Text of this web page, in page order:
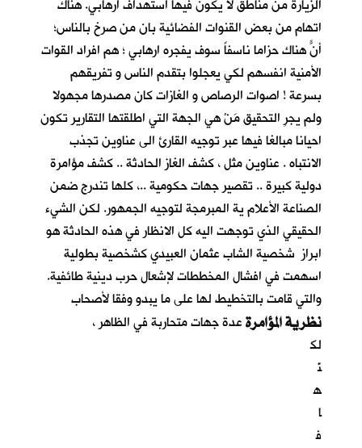
الزيارة من مناطق لا يكون فيها استهداف ارهابي. هناك
اتهام من بعض القنوات الفضائية بان من صرخ بالناس؛
أنّ هناك حزاماً ناسفاً سوف يفجره ارهابي ؛ هم افراد القوات
الأمنية انفسهم لكي يعجلوا بتقدم الناس و تفريقهم
بسرعة ! اصوات الرصاص و الغازات كان مصدرها مجهولا
ولم يجرِ التحقيق مَنْ هي الجهة التي اطلقتها التقارير تكون
احيانا مبالغا فيها عبر توجيه القارئ الى عناوين تجذب
الانتباه . عناوين مثل ، كشف الغاز الحادثة .. كشف مؤامرة
دولية كبيرة .. تقصير جهات حكومية ..، كلها تندرج ضمن
الصناعة الأعلام ية المبرمجة لتوجيه الجمهور. لكن الشيء
الحقيقي الذي توجهت اليه كل الانظار في هذه الحادثة هو
ابراز شخصية الشاب عثمان العبيدي كشخصية بطولية
اسهمت في افشال المخططات لإشعال حرب دينية طائفية.
والتي قامت بالتخطيط لها على ما يبدو وفقا لأصحاب
نظرية المؤامرةعدة جهات متحاربة في الظاهر ،
لك
نّ
ه
ا
ف